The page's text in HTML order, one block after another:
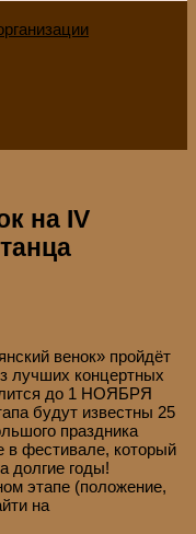
на IV
венок» пройдёт
лучших концертных
до 1 НОЯБРЯ
будут известны 25
праздника
в фестивале, который
долгие годы!
этапе (положение,
на